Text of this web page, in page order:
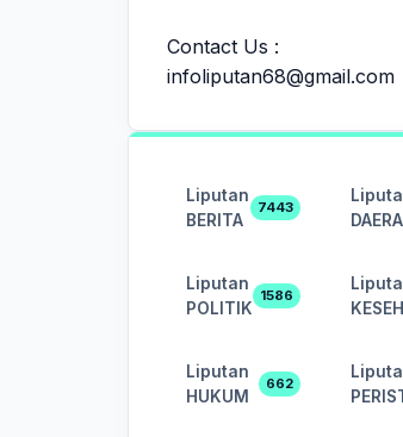
Contact Us :
infoliputan68@gmail.com
Liputan
BERITA
7443
Liputan
POLITIK
1586
Liputan
HUKUM
662